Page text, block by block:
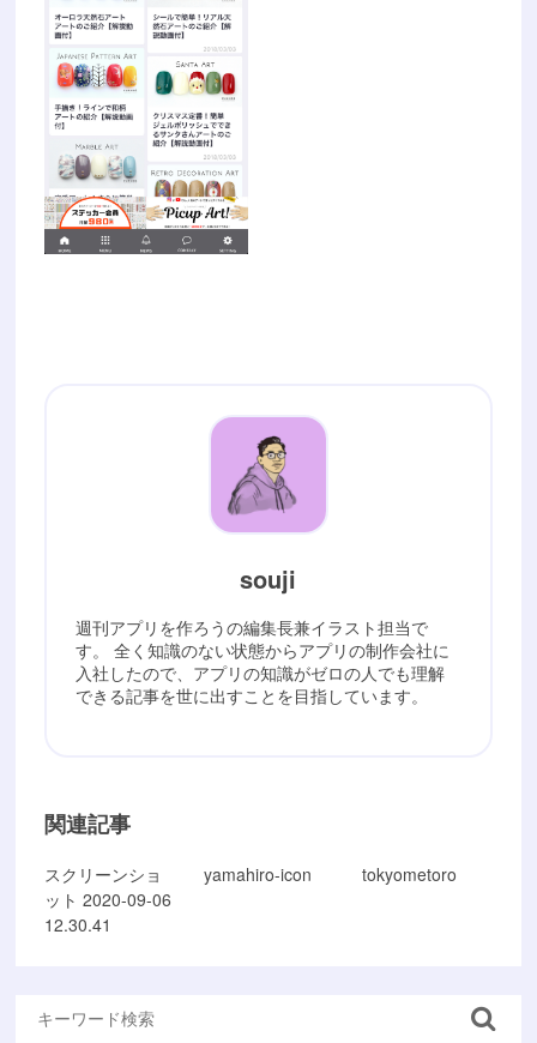
souji
週刊アプリを作ろうの編集長兼イラスト担当で
す。 全く知識のない状態からアプリの制作会社に
入社したので、アプリの知識がゼロの人でも理解
できる記事を世に出すことを目指しています。
関連記事
スクリーンショ
ット 2020-09-06
12.30.41
yamahiro-icon tokyometoro